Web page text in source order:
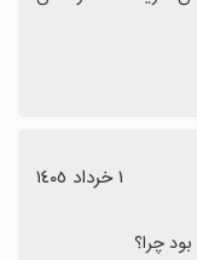
١ خرداد ١٤٠٥
چرا؟